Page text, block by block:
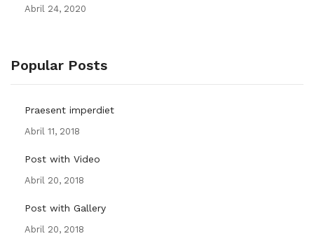
Abril 24, 2020
Popular Posts
Praesent imperdiet
Abril 11, 2018
Post with Video
Abril 20, 2018
Post with Gallery
Abril 20, 2018